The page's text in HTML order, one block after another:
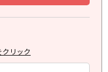
をクリック